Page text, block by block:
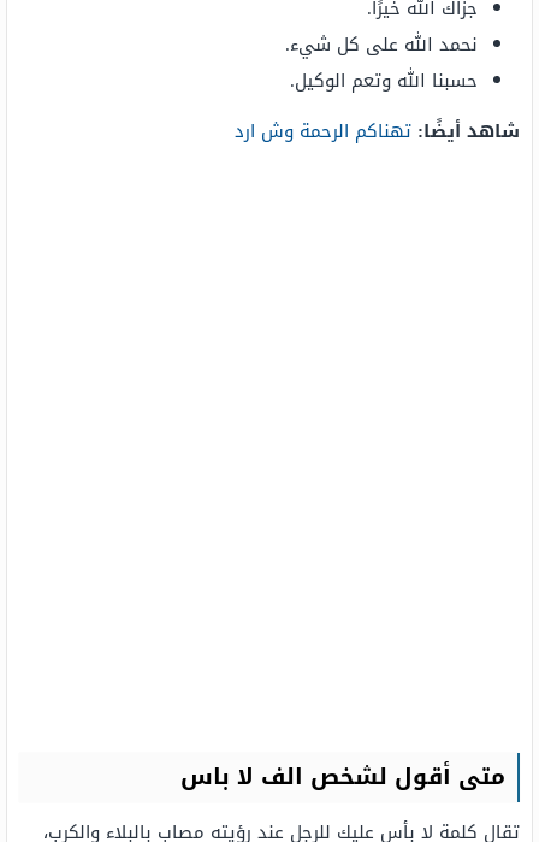
جزاك الله خيرًا.
نحمد الله على كل شيء.
حسبنا الله وتعم الوكيل.
شاهد أيضًا: تهناكم الرحمة وش ارد
متى أقول لشخص الف لا باس
تقال كلمة لا بأس عليك للرجل عند رؤيته مصاب بالبلاء والكرب،